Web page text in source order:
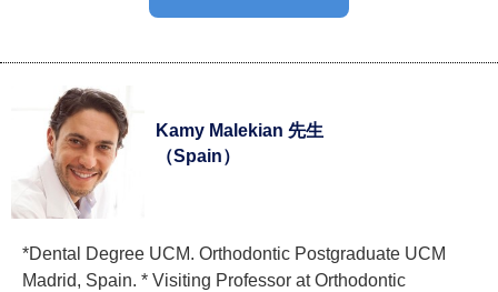
Kamy Malekian 先生
（Spain）
*Dental Degree UCM. Orthodontic Postgraduate UCM
Madrid, Spain. * Visiting Professor at Orthodontic